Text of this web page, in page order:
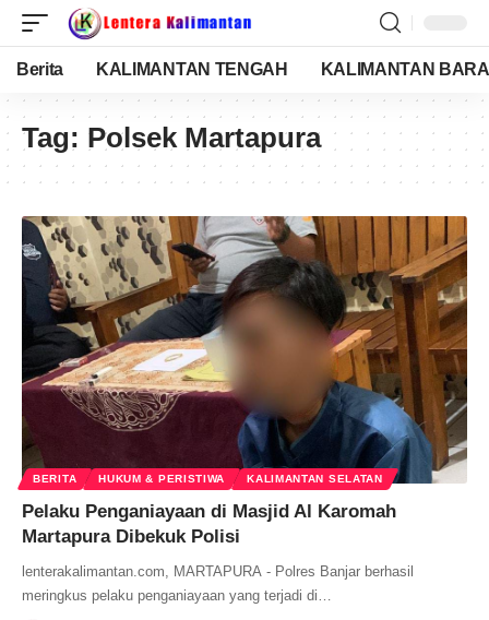
Berita KALIMANTAN TENGAH KALIMANTAN
Tag: Polsek Martapura
BERITA HUKUM & PERISTIWA KALIMANTAN SELATAN
Pelaku Penganiayaan di Masjid Al Karomah
Martapura Dibekuk Polisi
lenterakalimantan.com, MARTAPURA - Polres Banjar berhasil
meringkus pelaku penganiayaan yang terjadi di…